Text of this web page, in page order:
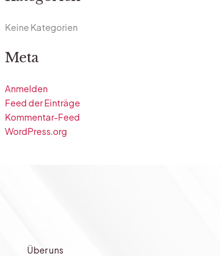
Keine Kategorien
Meta
Anmelden
Feed der Einträge
Kommentar-Feed
WordPress.org
Über uns